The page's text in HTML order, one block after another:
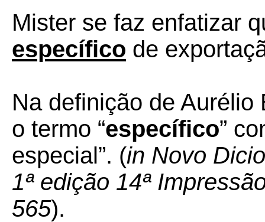
Mister se faz enfatizar
específico de
Na definição de
o termo “específico”
especial”. (in Novo
1ª edição 14ª
565).